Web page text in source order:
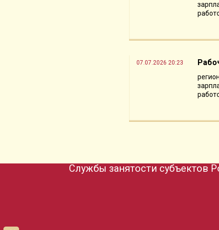
07.07.2026 20:23
Службы занятости субъектов